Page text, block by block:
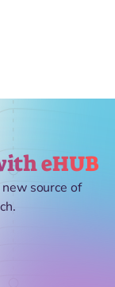
eHUB
source of